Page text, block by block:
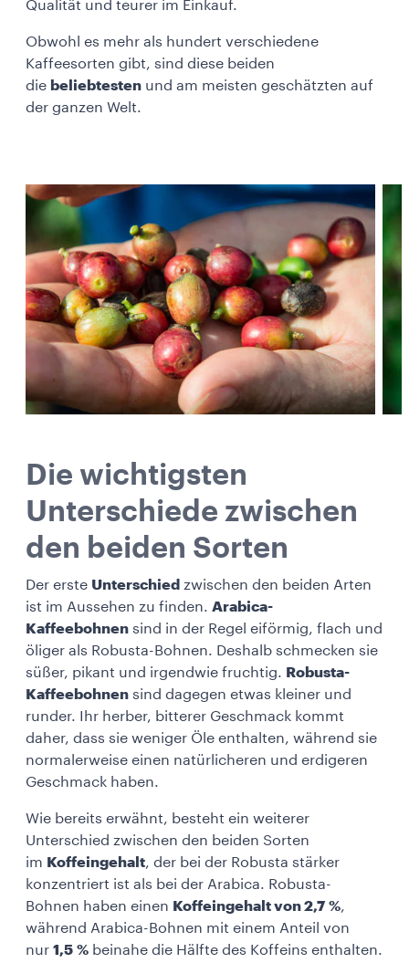
Qualität und teurer im Einkauf.
Obwohl es mehr als hundert verschiedene
Kaffeesorten gibt, sind diese beiden
die beliebtesten und am meisten geschätzten auf
der ganzen Welt.
Die wichtigsten
Unterschiede zwischen
den beiden Sorten
Der erste Unterschied zwischen den beiden Arten
ist im Aussehen zu finden. Arabica-
Kaffeebohnen sind in der Regel eiförmig, flach und
öliger als Robusta-Bohnen. Deshalb schmecken sie
süßer, pikant und irgendwie fruchtig. Robusta-
Kaffeebohnen sind dagegen etwas kleiner und
runder. Ihr herber, bitterer Geschmack kommt
daher, dass sie weniger Öle enthalten, während sie
normalerweise einen natürlicheren und erdigeren
Geschmack haben.
Wie bereits erwähnt, besteht ein weiterer
Unterschied zwischen den beiden Sorten
im Koffeingehalt, der bei der Robusta stärker
konzentriert ist als bei der Arabica. Robusta-
Bohnen haben einen Koffeingehalt von 2,7 %,
während Arabica-Bohnen mit einem Anteil von
nur 1,5 % beinahe die Hälfte des Koffeins enthalten.